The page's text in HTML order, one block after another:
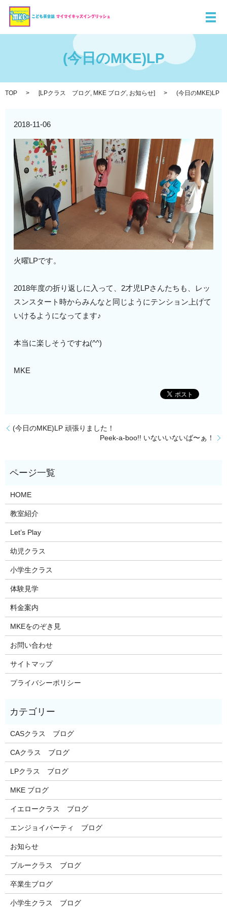
メ
(今日のMKE)LP
TOP [LPクラス ブログ, MKE ブログ, お知らせ] (今日のMKE)LP
2018-11-06
火曜LPです。
2018年度の折り返しに入って、2才児LPさんたちも、レッ
スンスタート時からみんなと同じようにテンション上げて
いけるようになってます♪
本当に楽しそうですね(^^)
MKE
(今日のMKE)LP 頑張りました！
Peek-a-boo!! いないいないば〜ぁ！
HOME
教室紹介
Let’s Play
幼児クラス
小学生クラス
体験見学
料金案内
MKEをのぞき見
お問い合わせ
サイトマップ
プライバシーポリシー
CASクラス ブログ
CAクラス ブログ
LPクラス ブログ
MKE ブログ
イエロークラス ブログ
エンジョイパーティ ブログ
お知らせ
ブルークラス ブログ
卒業生ブログ
小学生クラス ブログ